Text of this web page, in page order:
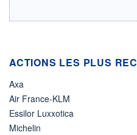
ACTIONS LES PLUS
Axa
Air France-KLM
Essilor Luxxotica
Michelin